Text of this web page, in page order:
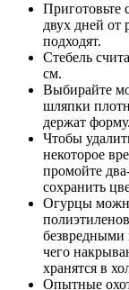
Приготовьте
двух дней от
подходят.
Стебель
см.
Выбирайте
шляпки
держат форму.
Чтобы
некоторое
промойте
сохранить
Огурцы
безвредными
чего
хранятся в
Опытные